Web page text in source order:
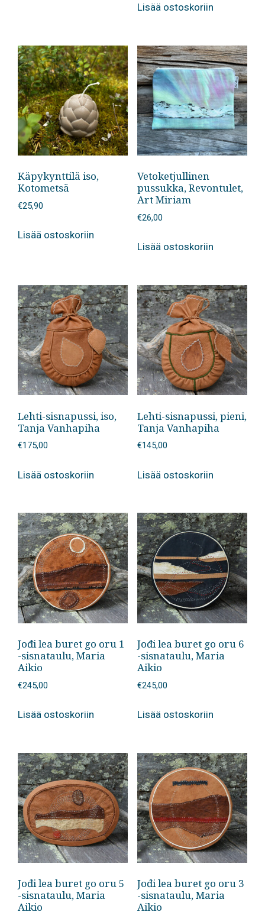
Lisää ostoskoriin
Käpykynttilä iso,
Kotometsä
€25,90
Lisää ostoskoriin
Vetoketjullinen
pussukka, Revontulet,
Art Miriam
€26,00
Lisää ostoskoriin
Lehti-sisnapussi, iso,
Tanja Vanhapiha
€175,00
Lisää ostoskoriin
Lehti-sisnapussi, pieni,
Tanja Vanhapiha
€145,00
Lisää ostoskoriin
Jođi lea buret go oru 1
-sisnataulu, Maria
Aikio
€245,00
Lisää ostoskoriin
Jođi lea buret go oru 6
-sisnataulu, Maria
Aikio
€245,00
Lisää ostoskoriin
Jođi lea buret go oru 5
-sisnataulu, Maria
Aikio
Jođi lea buret go oru 3
-sisnataulu, Maria
Aikio